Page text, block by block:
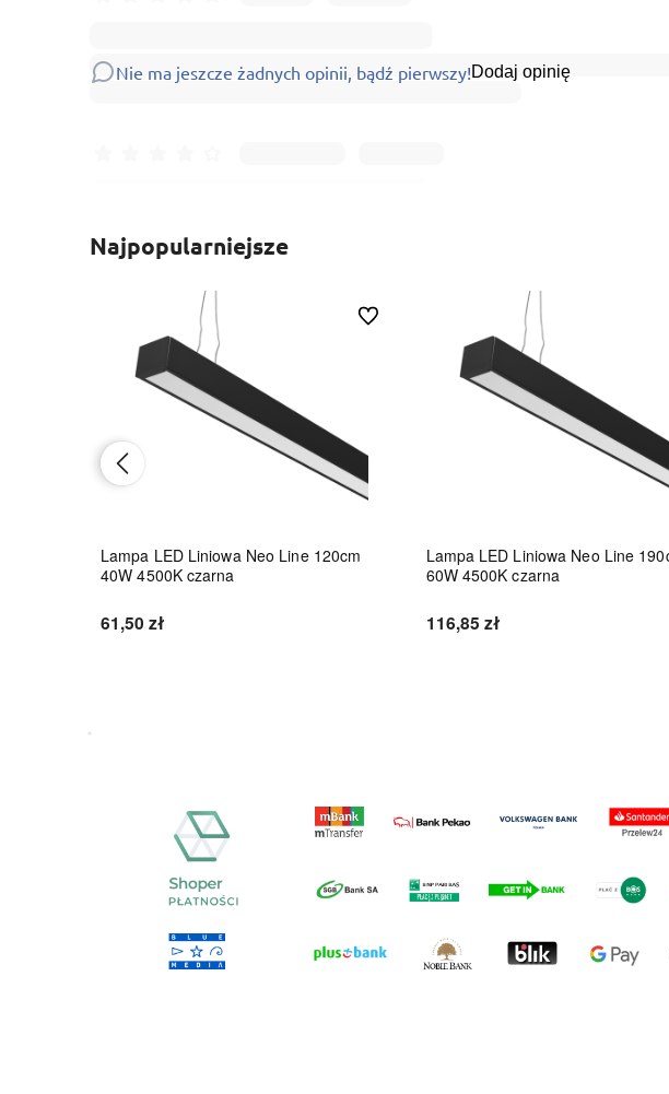
Nie ma jeszcze żadnych opinii, bądź pierwszy!Dodaj opinię
Najpopularniejsze
Lampa LED Liniowa Neo Line 120cm
40W 4500K czarna
61,50 zł
Do ulubionych
Lampa LED Liniowa Neo Line
60W 4500K czarna
116,85 zł